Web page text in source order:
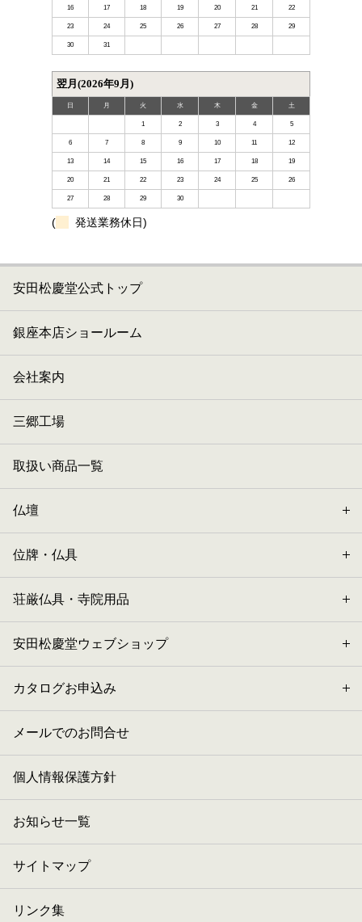
16 17 18 19 20 21 22
23 24 25 26 27 28 29
30 31
翌月(2026年9月)
日 月 火 水 木 金 土
1 2 3 4 5
6 7 8 9 10 11 12
13 14 15 16 17 18 19
20 21 22 23 24 25 26
27 28 29 30
( 発送業務休日)
安田松慶堂公式トップ
銀座本店ショールーム
会社案内
三郷工場
取扱い商品一覧
仏壇
位牌・仏具
荘厳仏具・寺院用品
安田松慶堂ウェブショップ
カタログお申込み
メールでのお問合せ
個人情報保護方針
お知らせ一覧
サイトマップ
リンク集